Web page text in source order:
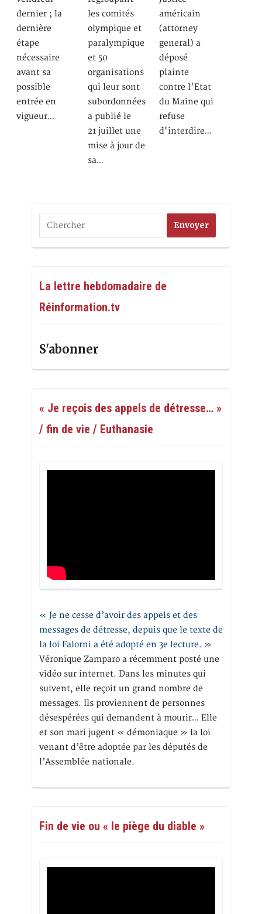
dernier ; la
dernière
étape
nécessaire
avant sa
possible
entrée en
vigueur…
les comités
olympique et
paralympique
et 50
organisations
qui leur sont
subordonnées
a publié le
21 juillet une
mise à jour de
sa…
américain
(attorney
general) a
déposé
plainte
contre l'Etat
du Maine qui
refuse
d'interdire…
La lettre hebdomadaire de
Réinformation.tv
S'abonner
« Je reçois des appels de détresse… »
/ fin de vie / Euthanasie
« Je ne cesse d’avoir des appels et des
messages de détresse, depuis que le texte de
la loi Falorni a été adopté en 3e lecture. »
Véronique Zamparo a récemment posté une
vidéo sur internet. Dans les minutes qui
suivent, elle reçoit un grand nombre de
messages. Ils proviennent de personnes
désespérées qui demandent à mourir… Elle
et son mari jugent « démoniaque » la loi
venant d’être adoptée par les députés de
l’Assemblée nationale.
Fin de vie ou « le piège du diable »